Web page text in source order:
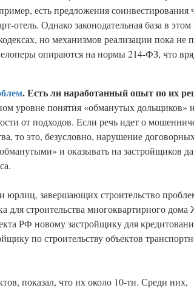
есть предложения соинвестирования
отель. Однако законодательная база в
но механизмов реализации пока не
опираются на нормы 214-ФЗ, что
. Есть ли наработанный опыт по их
уровне понятия «обманутых дольщиков»
от подходов. Если речь идет о
то это, безусловно, нарушение
и оказывать на застройщиков
юрлиц, завершающих строительство
для строительства многоквартирного
РФ новому застройщику для
по строительству объектов
показал, что их около 10-ти. Среди них,